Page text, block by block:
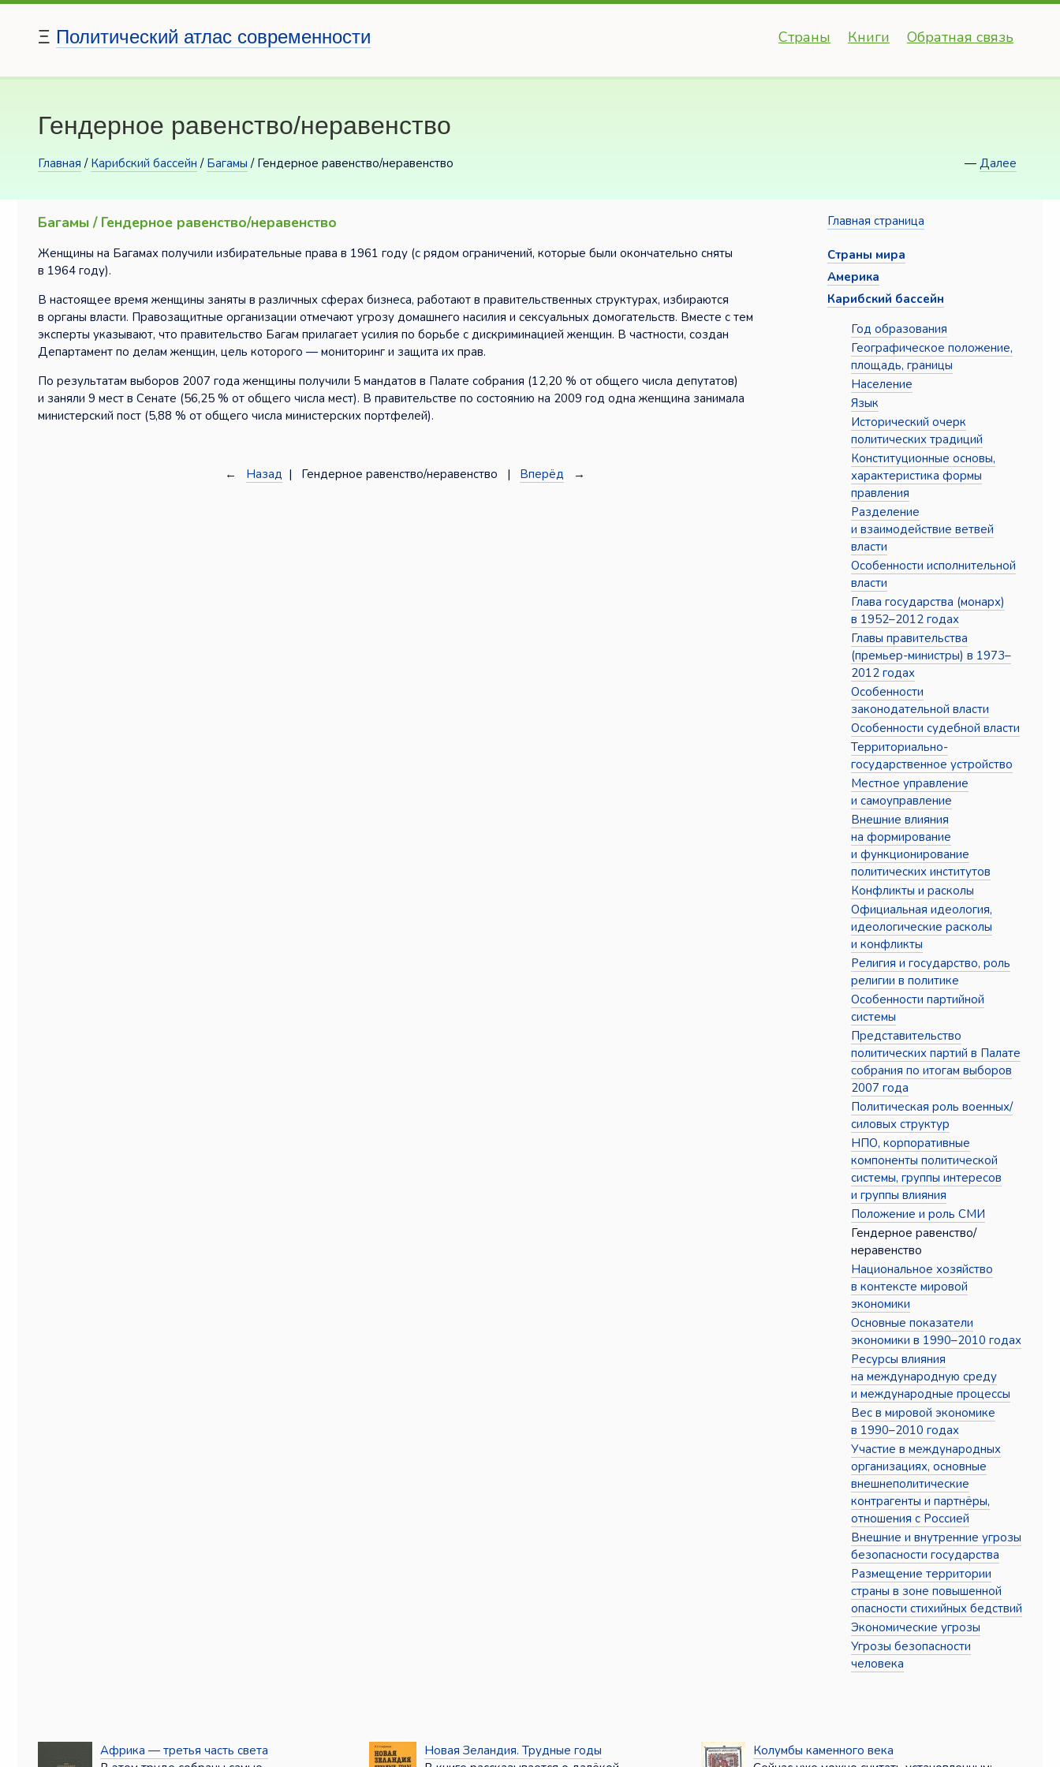
Ξ Политический атлас современности Страны Книги Обратная связь
Гендерное равенство/неравенство
Главная / Карибский бассейн / Багамы / Гендерное равенство/неравенство — Далее
Багамы / Гендерное равенство/неравенство
Женщины на Багамах получили избирательные права в 1961 году (с рядом ограничений, которые были окончательно сняты
в 1964 году).
В настоящее время женщины заняты в различных сферах бизнеса, работают в правительственных структурах, избираются
в органы власти. Правозащитные организации отмечают угрозу домашнего насилия и сексуальных домогательств. Вместе с тем
эксперты указывают, что правительство Багам прилагает усилия по борьбе с дискриминацией женщин. В частности, создан
Департамент по делам женщин, цель которого — мониторинг и защита их прав.
По результатам выборов 2007 года женщины получили 5 мандатов в Палате собрания (12,20 % от общего числа депутатов)
и заняли 9 мест в Сенате (56,25 % от общего числа мест). В правительстве по состоянию на 2009 год одна женщина занимала
министерский пост (5,88 % от общего числа министерских портфелей).
← Назад | Гендерное равенство/неравенство | Вперёд →
Главная страница
Страны мира
Америка
Карибский бассейн
Год образования
Географическое положение,
площадь, границы
Население
Язык
Исторический очерк
политических традиций
Конституционные основы,
характеристика формы
правления
Разделение
и взаимодействие ветвей
власти
Особенности исполнительной
власти
Глава государства (монарх)
в 1952–2012 годах
Главы правительства
(премьер-министры) в 1973–
2012 годах
Особенности
законодательной власти
Особенности судебной власти
Территориально-
государственное устройство
Местное управление
и самоуправление
Внешние влияния
на формирование
и функционирование
политических институтов
Конфликты и расколы
Официальная идеология,
идеологические расколы
и конфликты
Религия и государство, роль
религии в политике
Особенности партийной
системы
Представительство
политических партий в Палате
собрания по итогам выборов
2007 года
Политическая роль военных/
силовых структур
НПО, корпоративные
компоненты политической
системы, группы интересов
и группы влияния
Положение и роль СМИ
Гендерное равенство/
неравенство
Национальное хозяйство
в контексте мировой
экономики
Основные показатели
экономики в 1990–2010 годах
Ресурсы влияния
на международную среду
и международные процессы
Вес в мировой экономике
в 1990–2010 годах
Участие в международных
организациях, основные
внешнеполитические
контрагенты и партнёры,
отношения с Россией
Внешние и внутренние угрозы
безопасности государства
Размещение территории
страны в зоне повышенной
опасности стихийных бедствий
Экономические угрозы
Угрозы безопасности
человека
Африка — третья часть света
Новая Зеландия. Трудные годы
Колумбы каменного века